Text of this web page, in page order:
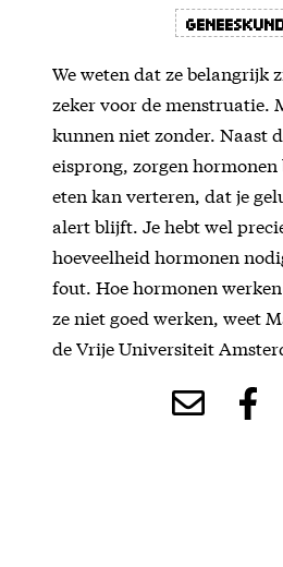
We weten dat ze belangrijk
zeker voor de menstruatie.
kunnen niet zonder. Naast
eisprong, zorgen
eten kan verteren, dat je
alert blijft. Je hebt wel
hoeveelheid hormonen
fout. Hoe hormonen
ze niet goed werken, weet
de Vrije Universiteit